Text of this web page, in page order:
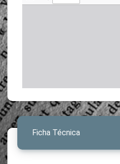
Ficha Técnica